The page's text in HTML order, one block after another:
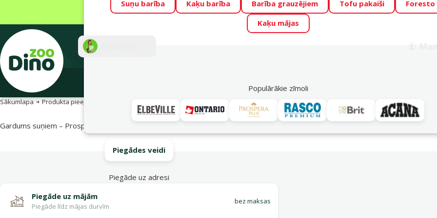
Visu mēnesi Dino Zoo piedāvā lieliskas cenas mīluļu TOP barībām! 🍖 →
Fotokonkurss “GADA ŪSAIŅI”! Varbūt tieši Tavs mīlulis būs 2027. gada
Suņu barība Kaķu barība Barība grauzējiem Tofu pakaiši
Foresto
Kaķu mājas
Populārākie zīmoli
Akciju piedāvājumi
Sākumlapa Produkta pieejamība
Piegādes iespējas
Gardums suņiem – Prospera Plus Rawhide With Beef Braided Stick, 7,5 cm, 4 gab.
Piegādes veidi
Piegāde uz adresi
Piegāde uz mājām
Piegāde līdz mājas durvīm
bez maksas